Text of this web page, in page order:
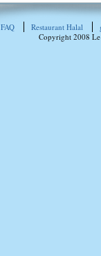
FAQ Restaurant Halal
Copyright 2008